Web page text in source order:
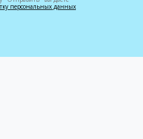
персональных данных